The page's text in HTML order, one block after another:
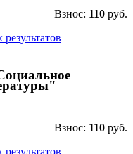
Взнос: 110 руб.
Взнос: 110 руб.